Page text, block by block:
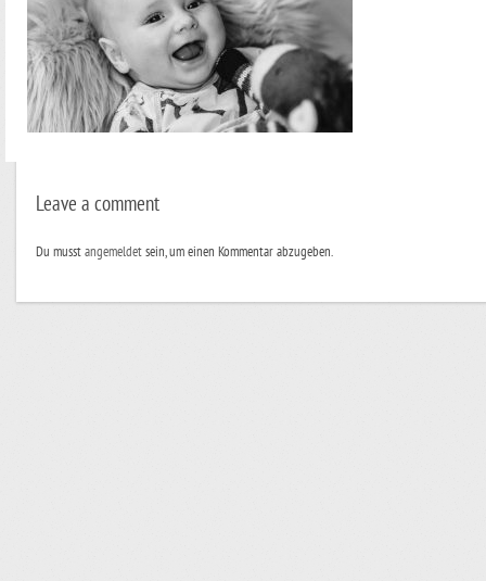
Leave a comment
Du musstangemeldetsein, um einen Kommentar abzugeben.